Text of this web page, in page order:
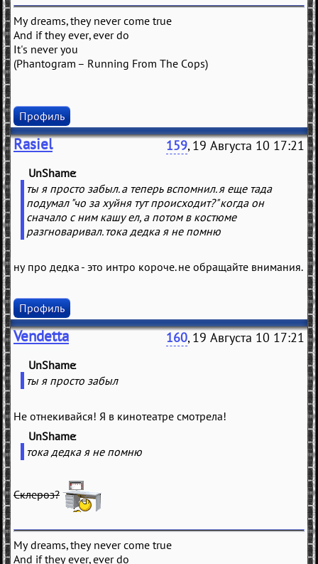
My dreams, they never come true
And if they ever, ever do
It's never you
(Phantogram – Running From The Cops)
Профиль
Rasiel 159, 19 Августа 10 17:21
UnShame
ты я просто забыл. а теперь вспомнил. я еще тада
подумал "чо за хуйня тут происходит?" когда он
сначало с ним кашу ел, а потом в костюме
разгноваривал. тока дедка я не помню
ну про дедка - это интро короче. не обращайте внимания.
Профиль
Vendetta 160, 19 Августа 10 17:21
UnShame
ты я просто забыл
Не отнекивайся! Я в кинотеатре смотрела!
UnShame
тока дедка я не помню
Склероз?
My dreams, they never come true
And if they ever, ever do